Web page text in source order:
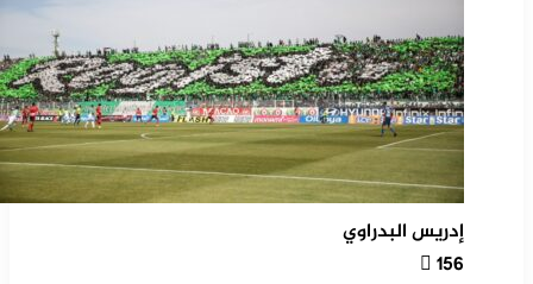
إدريس البدراوي
156